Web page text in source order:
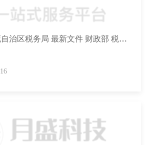
国家税务总局西藏自治区税务局 最新文件 财政部 税务总局 中央宣传部关于文化体制改革中经营性文化事业单位转制为企业税收政策的公告
16